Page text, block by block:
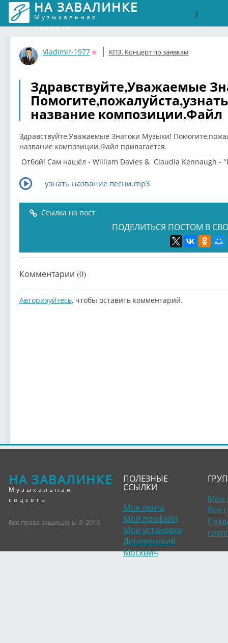
НА ЗАВАЛИНКЕ
Музыкальная
соцсеть
|
Vladimir-1977
Оффлайн
КПЗ. Концерт по заявкам
Здравствуйте,Уважаемые
название композиции.Файл
Здравствуйте,Уважаемые Знатоки Музыки!
название композиции.Файл прилагается.
Отбой! Сам нашёл - William Davies & Claudia Kennaugh -
узнать название песни.mp3
Ссылка на пост
ПОДЕЛИТЬСЯ ПОСТОМ В
Комментарии (0)
Авторизуйтесь, чтобы оставить комментарий.
НА ЗАВАЛИНКЕ
Музыкальная
соцсеть
Все права защищены © 2016
ПОЛЕЗНЫЕ
ССЫЛКИ
Моя лента
Мой профайл
Мои установки
Деревенский
Москвич
Мои
Все